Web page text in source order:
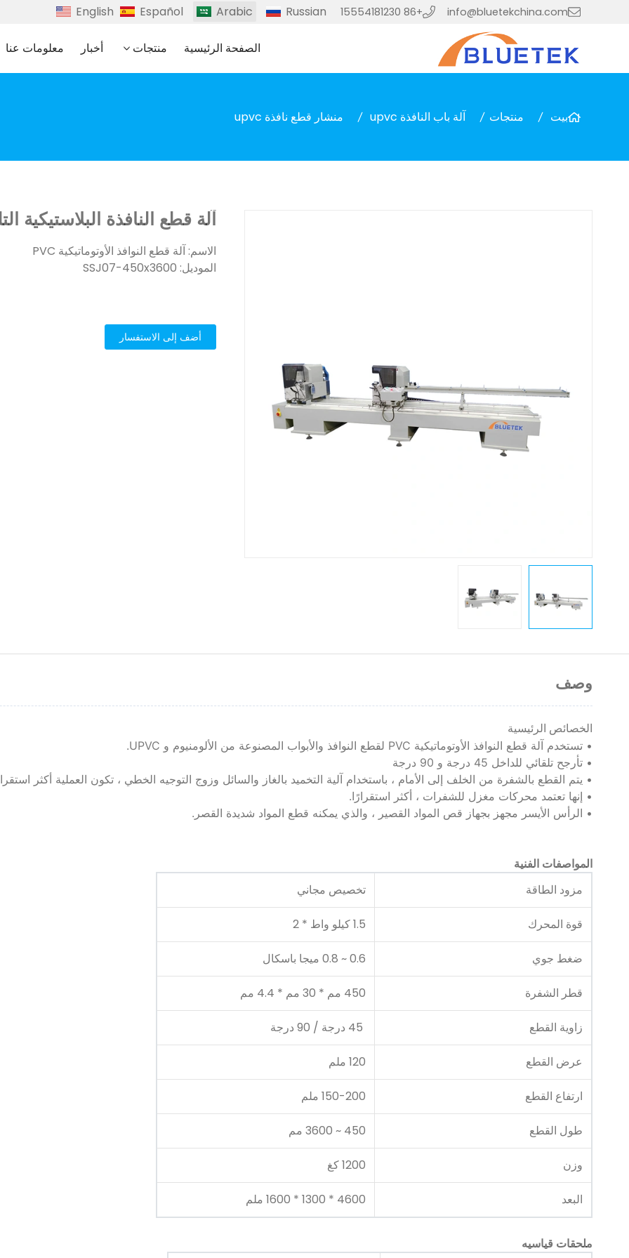
info@bluetekchina.com
+86 15554181230
English Español Arabic Russian
الصفحة الرئيسية منتجات أخبار معلومات عنا
بيت منتجات آلة باب النافذة upvc منشار قطع نافذة upvc
آلة قطع النافذة البلاستيكية
الاسم: آلة قطع النوافذ الأوتوماتيكية PVC
الموديل: SSJ07-450x3600
أضف إلى الاستفسار
وصف
الخصائص الرئيسية
• تستخدم آلة قطع النوافذ الأوتوماتيكية PVC لقطع النوافذ والأبواب المصنوعة من الألومنيوم و UPVC.
• تأرجح تلقائي للداخل 45 درجة و 90 درجة
• يتم القطع بالشفرة من الخلف إلى الأمام ، باستخدام آلية التخميد بالغاز والسائل وزوج التوجيه الخطي ، تكون العملية أكثر
• إنها تعتمد محركات مغزل للشفرات ، أكثر استقرارًا.
• الرأس الأيسر مجهز بجهاز قص المواد القصير ، والذي يمكنه قطع المواد شديدة القصر.
المواصفات الفنية
مزود الطاقة تخصيص مجاني
قوة المحرك 1.5 كيلو واط * 2
ضغط جوي 0.6 ~ 0.8 ميجا باسكال
قطر الشفرة 450 مم * 30 مم * 4.4 مم
زاوية القطع
عرض القطع 120 ملم
ارتفاع القطع 150-200 ملم
طول القطع 450 ~ 3600 مم
وزن 1200 كغ
البعد 4600 * 1300 * 1600 ملم
ملحقات قياسيه